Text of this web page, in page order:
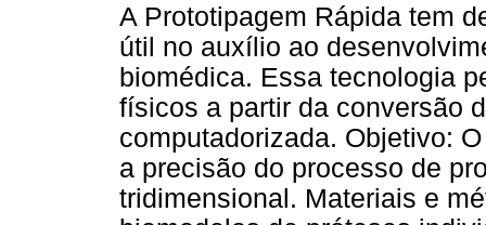
A Prototipagem Rápida tem
útil no auxílio ao
biomédica. Essa tecnologia
físicos a partir da conversão
computadorizada. Objetivo:
a precisão do processo de
tridimensional. Materiais e